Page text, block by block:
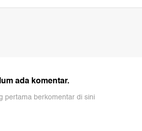
ada komentar.
pertama berkomentar di sini